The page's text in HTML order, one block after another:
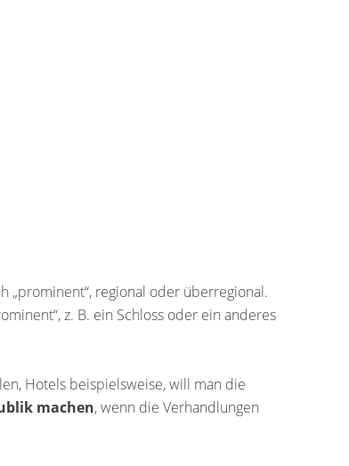
„prominent“, regional oder überregional.
z. B. ein Schloss oder ein anderes
Hotels beispielsweise, will man die
machen, wenn die Verhandlungen